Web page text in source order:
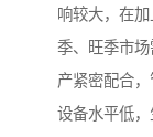
响较大，在
季、旺季市
产紧密配合，
设备水平低